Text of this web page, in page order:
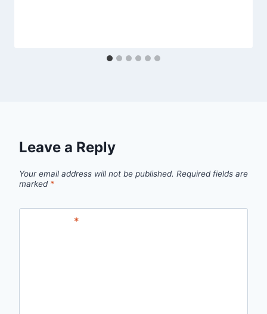
Leave a Reply
Your email address will not be published. Required fields are
marked *
*